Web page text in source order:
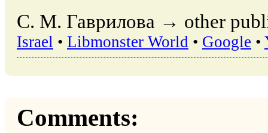
С. М. Гаврилова → other
Israel • Libmonster World • Google •
Comments: